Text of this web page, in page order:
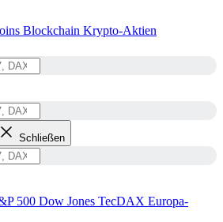
Blockchain Krypto-Aktien
Schließen
500 Dow Jones TecDAX Europa-